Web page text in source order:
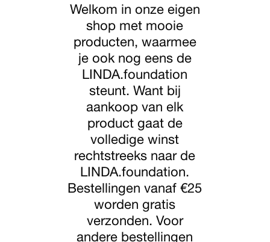
Welkom in onze eigen
shop met mooie
producten, waarmee
je ook nog eens de
LINDA.foundation
steunt. Want bij
aankoop van elk
product gaat de
volledige winst
rechtstreeks naar de
LINDA.foundation.
Bestellingen vanaf €25
worden gratis
verzonden. Voor
andere bestellingen